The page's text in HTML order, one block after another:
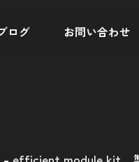
ログ お問い合わせ